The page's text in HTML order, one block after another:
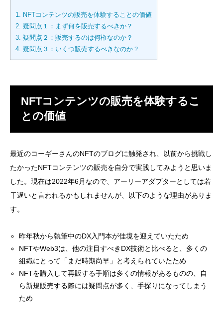
1. NFTコンテンツの販売を体験することの価値
2. 疑問点１：まず何を販売するべきか？
3. 疑問点２：販売するのは何権なのか？
4. 疑問点３：いくつ販売するべきなのか？
NFTコンテンツの販売を体験するこ
との価値
最近のコーギーさんのNFTのブログに触発され、以前から挑戦し
たかったNFTコンテンツの販売を自分で実践してみようと思いま
した。現在は2022年6月なので、アーリーアダプターとしては若
干遅いと言われるかもしれませんが、以下のような理由がありま
す。
昨年秋から執筆中のDX入門本が佳境を迎えていたため
NFTやWeb3は、他の注目すべきDX技術と比べると、多くの
組織にとって「まだ時期尚早」と考えられていたため
NFTを購入して再販する手順は多くの情報があるものの、自
ら新規販売する際には疑問点が多く、手探りになってしまう
ため